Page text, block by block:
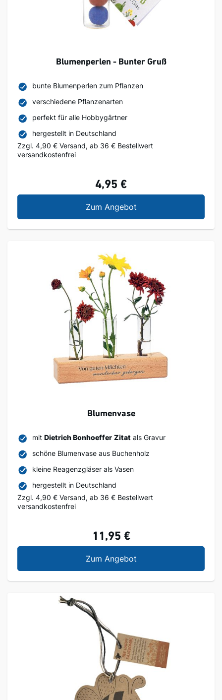
Blumenperlen - Bunter Gruß
bunte Blumenperlen zum Pflanzen
verschiedene Pflanzenarten
perfekt für alle Hobbygärtner
hergestellt in Deutschland
Zzgl. 4,90 € Versand, ab 36 € Bestellwert
versandkostenfrei
4,95 €
Zum AngebotBlumenperlen - Bunter
Blumenvase
mit Dietrich Bonhoeffer Zitat als Gravur
schöne Blumenvase aus Buchenholz
kleine Reagenzgläser als Vasen
hergestellt in Deutschland
Zzgl. 4,90 € Versand, ab 36 € Bestellwert
versandkostenfrei
11,95 €
Zum AngebotBlumenvase